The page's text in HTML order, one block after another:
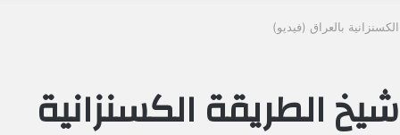
بالعراق (فيديو)
الطريقة الكسنزانية